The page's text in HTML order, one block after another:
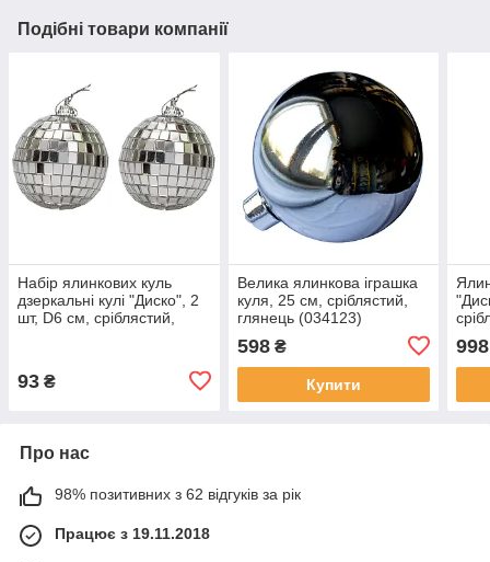
Подібні товари компанії
Набір ялинкових куль
дзеркальні кулі "Диско", 2
шт, D6 см, сріблястий,
93 ₴
Велика ялинкова іграшка
куля, 25 см, сріблястий,
глянець (034123)
598₴
Купити
998
Про нас
98% позитивних з 62 відгуків за рік
Працює з 19.11.2018